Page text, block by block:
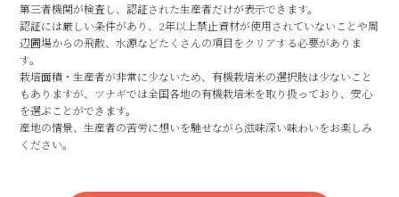
第三者機関が検査し、認証された生産者だけが表示できます。
認証には厳しい条件があり、2年以上禁止資材が使用されていないことや周
辺圃場からの飛散、水源などたくさんの項目をクリアする必要がありま
す。
栽培面積・生産者が非常に少ないため、有機栽培米の選択肢は少ないこと
もありますが、ツナギでは全国各地の有機栽培米を取り扱っており、安心
を選ぶことができます。
産地の情景、生産者の苦労に想いを馳せながら滋味深い味わいをお楽しみ
ください。